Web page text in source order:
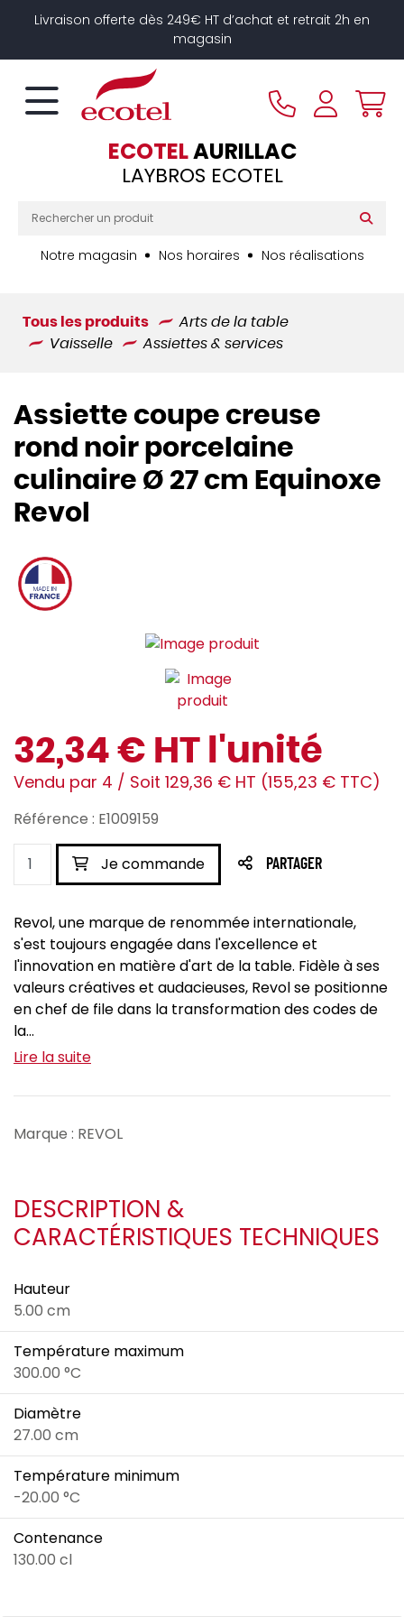
Livraison offerte dès 249€ HT d’achat et retrait 2h en
magasin
ECOTELAURILLAC
LAYBROS ECOTEL
Notre magasin Nos horaires Nos réalisations
Tous les produits
Arts de la table
Vaisselle
Assiettes & services
Assiette coupe creuse
rond noir porcelaine
culinaire Ø 27 cm Equinoxe
Revol
32,34 € HT l'unité
Vendu par 4 / Soit 129,36 € HT (155,23 € TTC)
Référence : E1009159
Je commande PARTAGER
Revol, une marque de renommée internationale,
s'est toujours engagée dans l'excellence et
l'innovation en matière d'art de la table. Fidèle à ses
valeurs créatives et audacieuses, Revol se positionne
en chef de file dans la transformation des codes de
la...
Lire la suite
Marque : REVOL
DESCRIPTION &
CARACTÉRISTIQUES TECHNIQUES
Hauteur
5.00 cm
Température maximum
300.00 °C
Diamètre
27.00 cm
Température minimum
-20.00 °C
Contenance
130.00 cl
Panneau de gestion des cookies